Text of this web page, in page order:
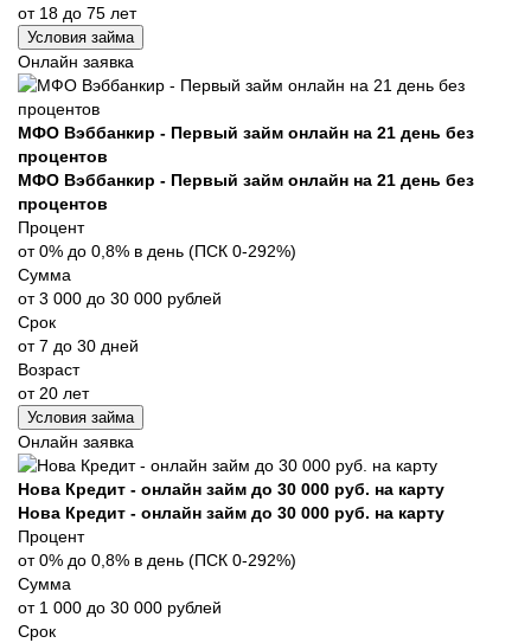
от 18 до 75 лет
Условия займа
Онлайн заявка
МФО Вэббанкир - Первый займ онлайн на 21 день без
процентов
МФО Вэббанкир - Первый займ онлайн на 21 день без
процентов
Процент
от 0% до 0,8% в день (ПСК 0-292%)
Сумма
от 3 000 до 30 000 рублей
Срок
от 7 до 30 дней
Возраст
от 20 лет
Условия займа
Онлайн заявка
Нова Кредит - онлайн займ до 30 000 руб. на карту
Нова Кредит - онлайн займ до 30 000 руб. на карту
Процент
от 0% до 0,8% в день (ПСК 0-292%)
Сумма
от 1 000 до 30 000 рублей
Срок